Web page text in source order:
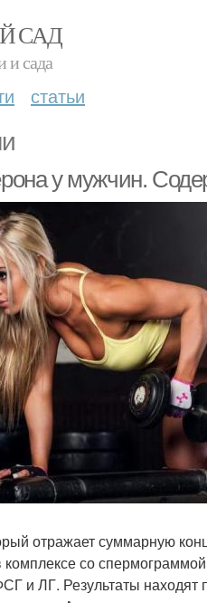
САД
и сада
статьи
у мужчин.
отражает суммарную
со
и ЛГ. Результаты